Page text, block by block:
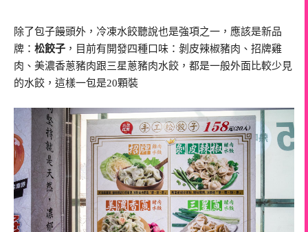
除了包子饅頭外，冷凍水餃聽說也是強項之一，應該是新品
牌： 松餃子 ，目前有開發四種口味：剝皮辣椒豬肉、招牌雞
肉、美濃香蔥豬肉跟三星蔥豬肉水餃，都是一般外面比較少見
的水餃，這樣一包是20顆裝